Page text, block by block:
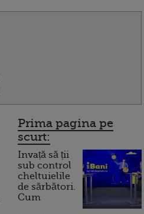
Prima pagina pe
scurt:
Invață să ții
sub control
cheltuielile
de sărbători.
Cum